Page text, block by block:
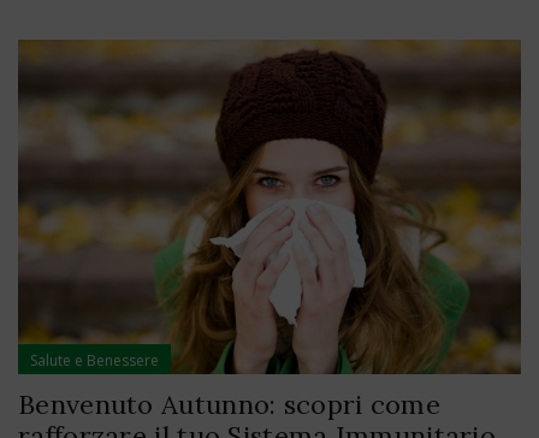
Salute e Benessere
Benvenuto Autunno: scopri come